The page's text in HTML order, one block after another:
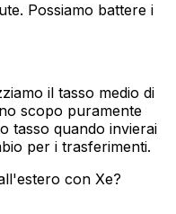
Possiamo battere i
il tasso medio di
scopo puramente
tasso quando invierai
per i trasferimenti.
con Xe?